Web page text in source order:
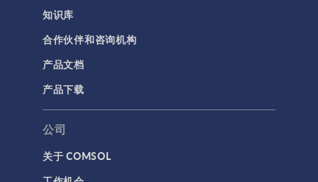
结果与可视化
网格
集群计算和云计算
3D 打印
知识库
合作伙伴和咨询机构
产品文档
产品下载
公司
关于 COMSOL